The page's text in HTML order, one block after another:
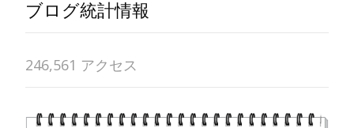
ブログ統計情報
246,561 アクセス